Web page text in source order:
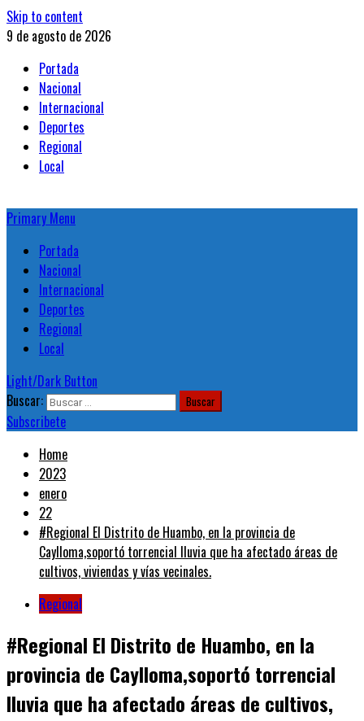
Skip to content
9 de agosto de 2026
Portada
Nacional
Internacional
Deportes
Regional
Local
Primary Menu
Portada
Nacional
Internacional
Deportes
Regional
Local
Light/Dark Button
Buscar:
Subscribete
Home
2023
enero
22
#Regional El Distrito de Huambo, en la provincia de
Caylloma,soportó torrencial lluvia que ha afectado áreas de
cultivos, viviendas y vías vecinales.
Regional
#Regional El Distrito de Huambo, en la
provincia de Caylloma,soportó torrencial
lluvia que ha afectado áreas de cultivos,